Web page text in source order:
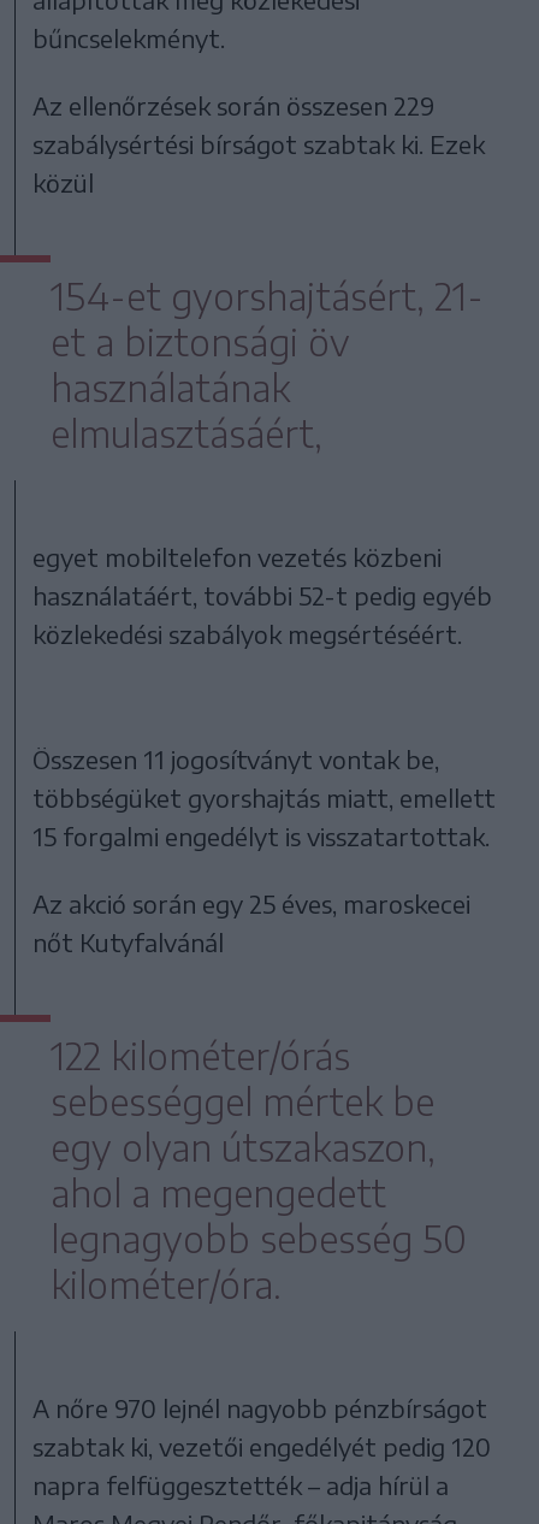
bűncselekményt.
Az ellenőrzések során összesen 229
szabálysértési bírságot szabtak ki. Ezek
közül
154-et gyorshajtásért, 21-
et a biztonsági öv
használatának
elmulasztásáért,
egyet mobiltelefon vezetés közbeni
használatáért, további 52-t pedig egyéb
közlekedési szabályok megsértéséért.
Összesen 11 jogosítványt vontak be,
többségüket gyorshajtás miatt, emellett
15 forgalmi engedélyt is visszatartottak.
Az akció során egy 25 éves, maroskecei
nőt Kutyfalvánál
122 kilométer/órás
sebességgel mértek be
egy olyan útszakaszon,
ahol a megengedett
legnagyobb sebesség 50
kilométer/óra.
A nőre 970 lejnél nagyobb pénzbírságot
szabtak ki, vezetői engedélyét pedig 120
napra felfüggesztették – adja hírül a